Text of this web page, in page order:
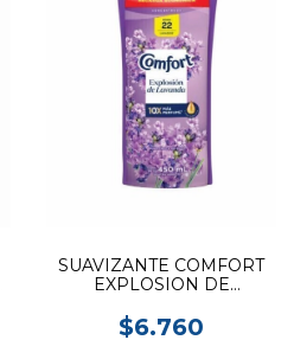
SUAVIZANTE COMFORT
EXPLOSION DE
$6.760